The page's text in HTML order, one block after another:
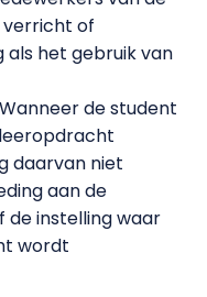
verricht of
het gebruik van
de student
daarvan niet
aan de
de instelling waar
wordt